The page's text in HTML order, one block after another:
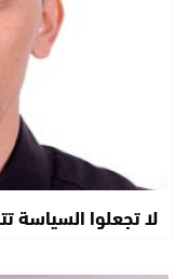
لا تجعلوا السياسة